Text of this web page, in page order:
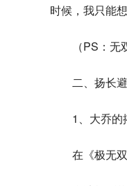
时候，我只能
（PS：
二、扬长
1、大乔的
在《极无